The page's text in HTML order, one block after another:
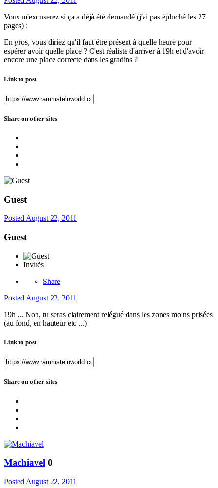
Vous m'excuserez si ça a déjà été demandé (j'ai pas épluché les 27
pages) :
En gros, vous diriez qu'il faut être présent à quelle heure pour
espérer avoir quelle place ? C'est réaliste d'arriver à 19h et d'avoir
encore une place correcte dans les gradins ?
Link to post
Share on other sites
Guest
PostedAugust 22, 2011
Guest
Invités
Share
Posted August 22, 2011
19h ... Non, tu seras clairement relégué dans les zones moins prisées
(au fond, en hauteur etc ...)
Link to post
Share on other sites
Machiavel 0
Posted August 22, 2011